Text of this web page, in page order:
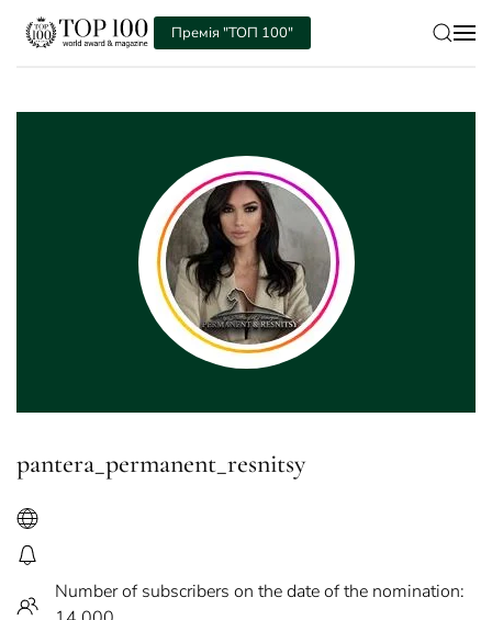
Премія "ТОП 100"
pantera_permanent_resnitsy
Number of subscribers on the date of the nomination: